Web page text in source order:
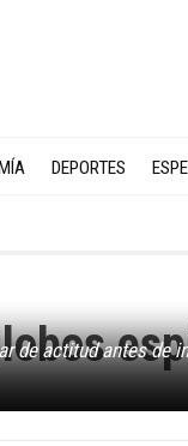
DEPORTES
de actitud antes